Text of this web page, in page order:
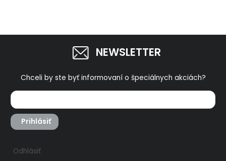
NEWSLETTER
Chceli by ste byť informovaní o špeciálnych akciách?
Prihlásiť
Odhlásiť